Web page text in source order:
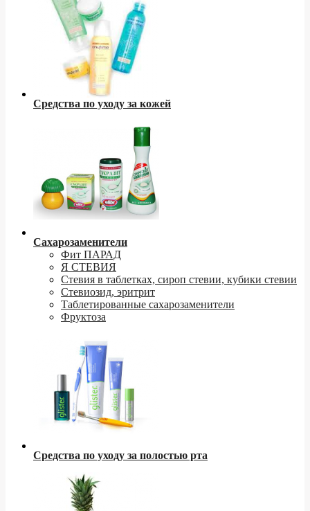
Средства по уходу за кожей
Сахарозаменители
Фит ПАРАД
Я СТЕВИЯ
Стевия в таблетках, сироп стевии, кубики стевии
Стевиозид, эритрит
Таблетированные сахарозаменители
Фруктоза
Средства по уходу за полостью рта